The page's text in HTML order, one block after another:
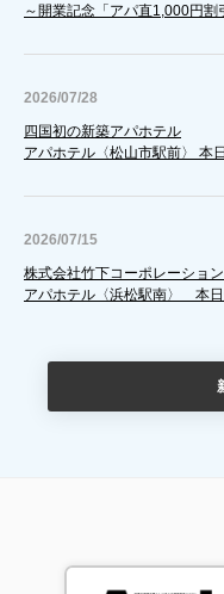
～開業記念「アパ直1,000円
2026/07/28
四国初の新築アパホテル
アパホテル〈松山市駅前〉 本
2026/07/15
株式会社竹下コーポレーショ
アパホテル〈浜松駅南〉 本
岡山県内最大級 全600室
9月29日（火） 開業
第7回アパ名蹴会レジェンド
食業界イノベーションWeek